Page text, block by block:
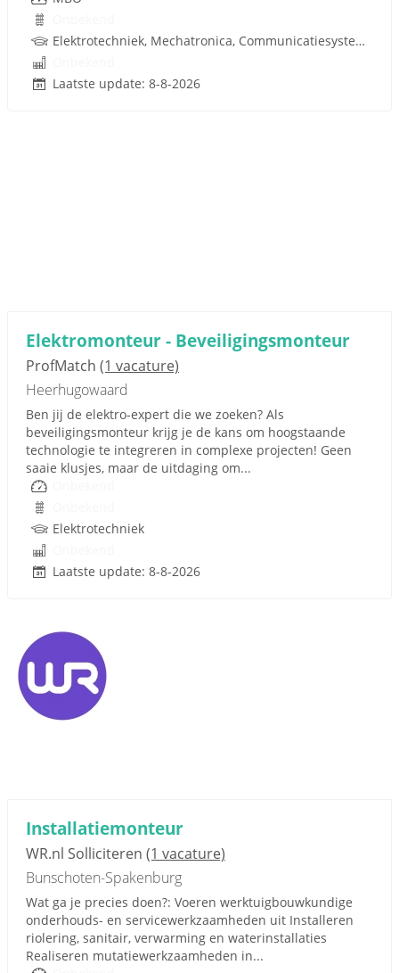
Elektrotechniek, Mechatronica, Communicatiesystemen
Laatste update: 8-8-2026
Elektromonteur - Beveiligingsmonteur
ProfMatch (1 vacature)
Heerhugowaard
Ben jij de elektro-expert die we zoeken? Als
beveiligingsmonteur krijg je de kans om hoogstaande
technologie te integreren in complexe projecten! Geen
saaie klusjes, maar de uitdaging om...
Elektrotechniek
Laatste update: 8-8-2026
Installatiemonteur
WR.nl Solliciteren (1 vacature)
Bunschoten-Spakenburg
Wat ga je precies doen?: Voeren werktuigbouwkundige
onderhouds- en servicewerkzaamheden uit Installeren
riolering, sanitair, verwarming en waterinstallaties
Realiseren mutatiewerkzaamheden in...